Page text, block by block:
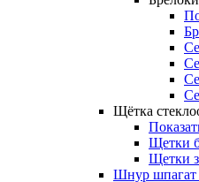
Щётка
Щетки
Щетки
Шнур шпагат